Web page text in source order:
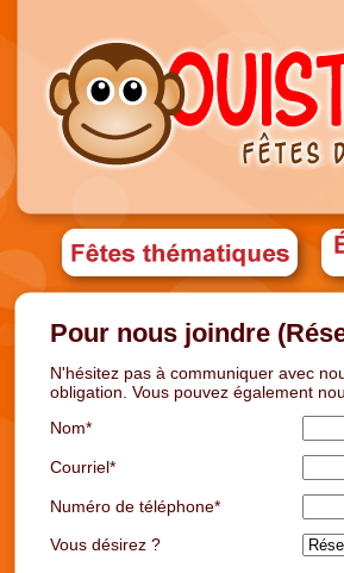
Pour nous joindre
N'hésitez pas à communiquer avec
obligation. Vous pouvez également
Nom*
Courriel*
Numéro de téléphone*
Vous désirez ?